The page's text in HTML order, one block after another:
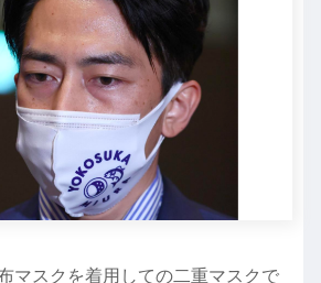
マスクを着用しての二重マスクで